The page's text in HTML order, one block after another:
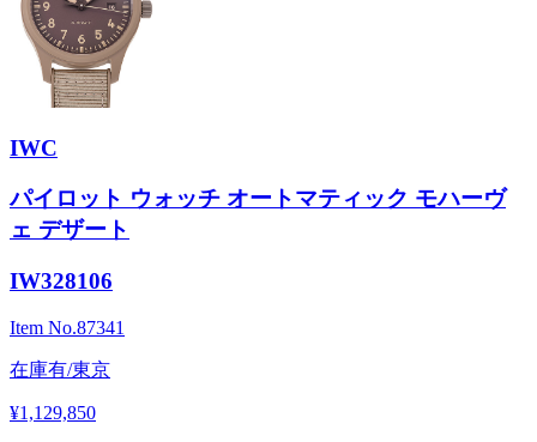
IWC
パイロット ウォッチ オートマティック モハーヴ
ェ デザート
IW328106
Item No.87341
在庫有/東京
¥1,129,850